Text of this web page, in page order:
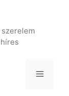
Menü